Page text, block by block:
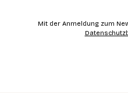
Mit der Anmeldung zum